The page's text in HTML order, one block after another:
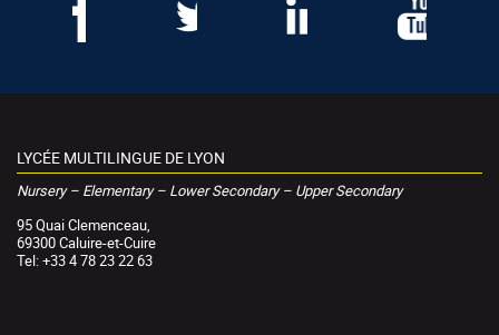
LYCÉE MULTILINGUE DE LYON
Nursery – Elementary – Lower Secondary – Upper Secondary
95 Quai Clemenceau,
69300 Caluire-et-Cuire
Tel: +33 4 78 23 22 63